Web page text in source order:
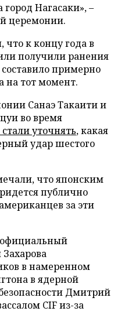
Нагасаки», –
церемонии.
к концу года в
получили ранения
составило примерно
на тот момент.
Санаэ Такаити и
во время
уточнять, какая
удар шестого
что японским
публично
за эти
официальный
в намеренном
в ядерной
Дмитрий
CIF из-за